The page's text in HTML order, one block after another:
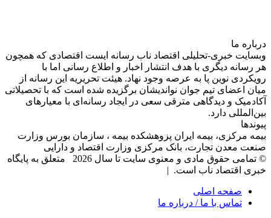
درباره‌ ما
وبسایت خبری-تحلیلی اقتصاد ناب رسانه‌ ایست اقتصادی که همچون
هر رسانه دیگری با هدف انتشار اخبار و اطلاع رسانی اما با
رویکردی نوین پا به عرصه وجود نهاد. هیئت تحریریه این رسانه از
میان اعضای تیم جوان نواندیشان برگزیده شده است که با تحصیلاتی
آکادمیک و دیدگاهی‌ مترقی سعی در ایجاد رسانه‌ای با معیار‌های
بین‌المللی دارد.
پیوندها
بیمه مرکزی، بیمه ایران پزوهشکده بیمه ، سازمان بورس وزارت
صنعت معدن تجارت، بانک مرکزی وزارت اقتصاد و دارایی
© تمامی حقوق مادی و معنوی سایت تا سال 2026 متعلق به پایگاه
خبری اقتصاد ناب است. |
صفحه اصلی
تماس با ما / درباره ما